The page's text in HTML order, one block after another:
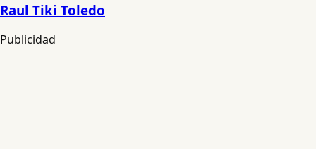
Raul Tiki Toledo
Publicidad